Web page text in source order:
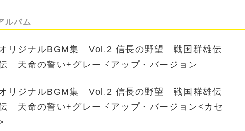
ルバム
リジナルBGM集 Vol.2 信長の野望 戦国群雄伝
天命の誓い+グレードアップ・バージョン
リジナルBGM集 Vol.2 信長の野望 戦国群雄伝
天命の誓い+グレードアップ・バージョン<カセ